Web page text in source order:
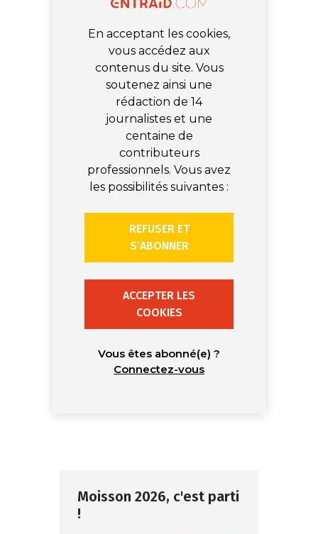
En acceptant les cookies,
vous accédez aux
contenus du site. Vous
soutenez ainsi une
rédaction de 14
journalistes et une
centaine de
contributeurs
professionnels. Vous avez
les possibilités suivantes :
REFUSER ET
S’ABONNER
ACCEPTER LES
COOKIES
Vous êtes abonné(e) ?
Connectez-vous
Moisson 2026, c'est parti
!